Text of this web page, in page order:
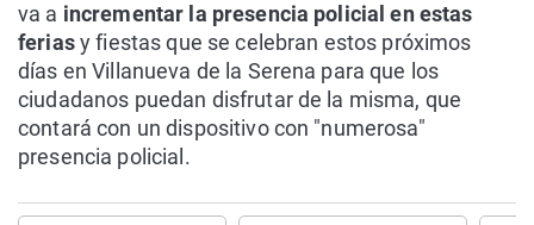
va a incrementar la presencia policial en estas
feriasy fiestas que se celebran estos próximos
días en Villanueva de la Serena para que los
ciudadanos puedan disfrutar de la misma, que
contará con un dispositivo con "numerosa"
presencia policial.